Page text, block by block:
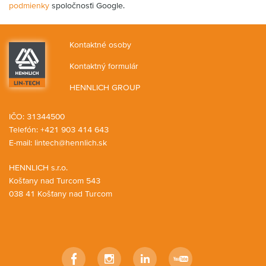
podmienky spoločnosťi Google.
Kontaktné osoby
Kontaktný formulár
HENNLICH GROUP
HENNLICH s.r.o.
Košťany nad Turcom 543
038 41 Košťany nad Turcom
IČO: 31344500
Telefón: +421 903 414 643
E-mail: lintech@hennlich.sk